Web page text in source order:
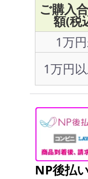
ご購入
額(税
1万
1万円
NP後払